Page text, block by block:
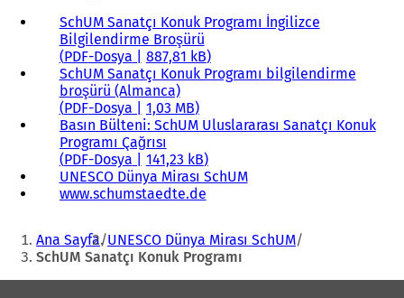
SchUM Sanatçı Konuk Programı İngilizce
Bilgilendirme Broşürü
PDF-Dosya
887,81 kB
SchUM Sanatçı Konuk Programı bilgilendirme
broşürü (Almanca)
PDF-Dosya
1,03 MB
Basın Bülteni: SchUM Uluslararası Sanatçı Konuk
Programı Çağrısı
PDF-Dosya
141,23 kB
UNESCO Dünya Mirası SchUM
www.schumstaedte.de
n
i
b
Buradasınız:
Ana Sayfa UNESCO Dünya Mirası SchUM
SchUM Sanatçı Konuk Programı